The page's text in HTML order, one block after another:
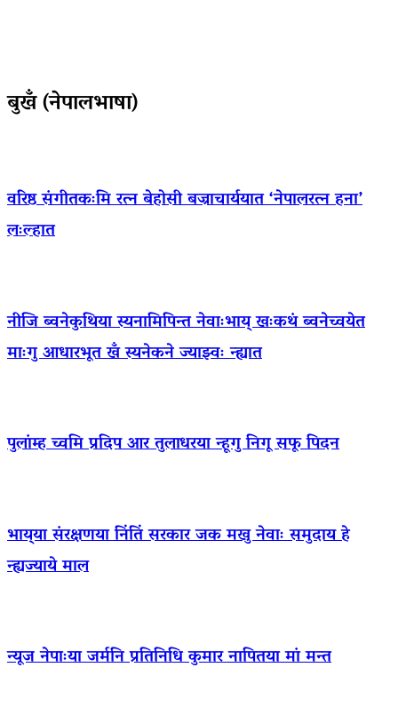
बुखँ (नेपालभाषा)
वरिष्ठ संगीतकःमि रत्न बेहोसी बज्राचार्ययात ‘नेपालरत्न हना’
लःल्हात
नीजि ब्वनेकुथिया स्यनामिपिन्त नेवाःभाय् खःकथं ब्वनेच्वयेत
माःगु आधारभूत खँ स्यनेकने ज्याझ्वः न्ह्यात
पुलांम्ह च्वमि प्रदिप आर तुलाधरया न्हूगु निगू सफू पिदन
भाय्‌या संरक्षणया निंतिं सरकार जक मखु नेवाः समुदाय हे
न्ह्यज्याये माल
न्यूज नेपाःया जर्मनि प्रतिनिधि कुमार नापितया मां मन्त